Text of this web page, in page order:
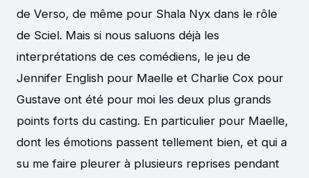
de Verso, de même pour Shala Nyx dans le rôle
de Sciel. Mais si nous saluons déjà les
interprétations de ces comédiens, le jeu de
Jennifer English pour Maelle et Charlie Cox pour
Gustave ont été pour moi les deux plus grands
points forts du casting. En particulier pour Maelle,
dont les émotions passent tellement bien, et qui a
su me faire pleurer à plusieurs reprises pendant